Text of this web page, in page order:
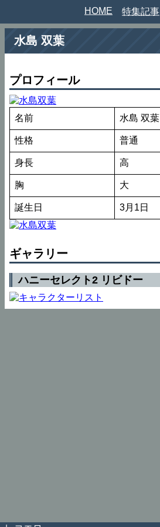
HOME 特集記事
水島 双葉
プロフィール
名前 水島 双葉
性格 普通
身長 高
胸 大
誕生日 3月1日
ギャラリー
ハニーセレクト2 リビドー